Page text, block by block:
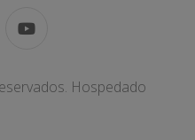
Hospedado